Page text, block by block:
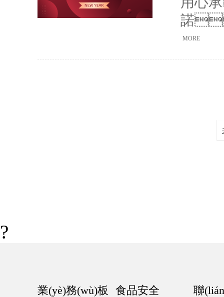
告制
訓
諾
商”是
MORE
?
業(yè)務(wù)板
食品安全 聯